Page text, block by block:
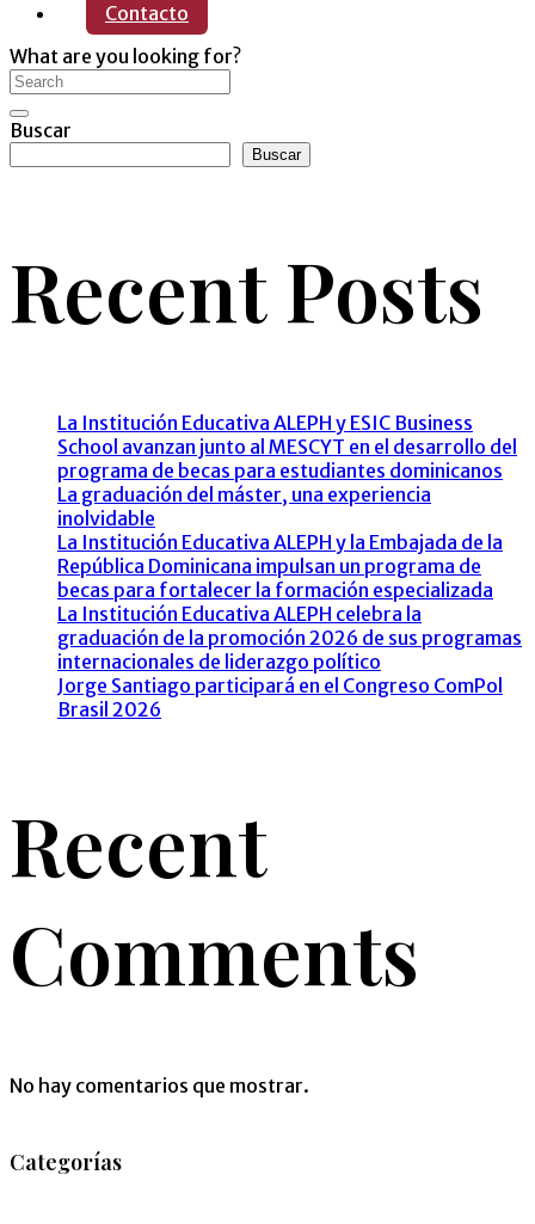
Contacto
What are you looking for?
Buscar
Buscar
Recent Posts
La Institución Educativa ALEPH y ESIC Business
School avanzan junto al MESCYT en el desarrollo del
programa de becas para estudiantes dominicanos
La graduación del máster, una experiencia
inolvidable
La Institución Educativa ALEPH y la Embajada de la
República Dominicana impulsan un programa de
becas para fortalecer la formación especializada
La Institución Educativa ALEPH celebra la
graduación de la promoción 2026 de sus programas
internacionales de liderazgo político
Jorge Santiago participará en el Congreso ComPol
Brasil 2026
Recent
Comments
No hay comentarios que mostrar.
Categorías